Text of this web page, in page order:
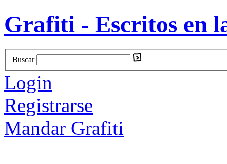
Grafiti - Escritos en
Buscar
Login
Registrarse
Mandar Grafiti